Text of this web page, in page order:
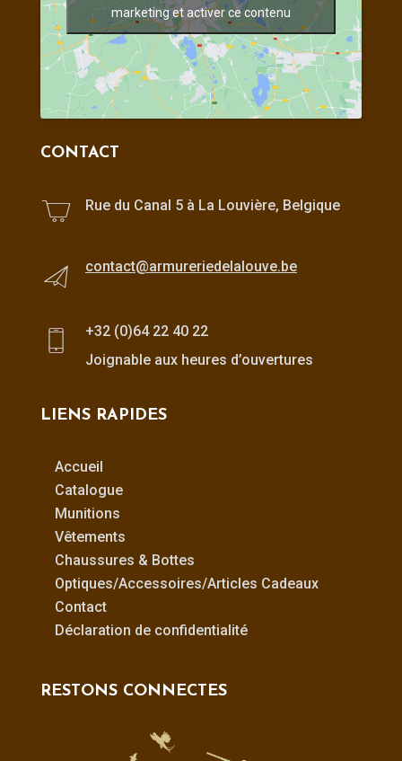
marketing et activer ce contenu
CONTACT
Rue du Canal 5 à La Louvière, Belgique
contact@armureriedelalouve.be
+32 (0)64 22 40 22
Joignable aux heures d’ouvertures
LIENS RAPIDES
Accueil
Catalogue
Munitions
Vêtements
Chaussures & Bottes
Optiques/Accessoires/Articles Cadeaux
Contact
Déclaration de confidentialité
RESTONS CONNECTES